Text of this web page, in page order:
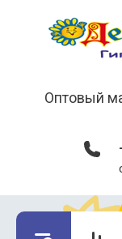
Оптовый